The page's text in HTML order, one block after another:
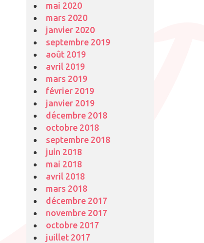
mai 2020
mars 2020
janvier 2020
septembre 2019
août 2019
avril 2019
mars 2019
février 2019
janvier 2019
décembre 2018
octobre 2018
septembre 2018
juin 2018
mai 2018
avril 2018
mars 2018
décembre 2017
novembre 2017
octobre 2017
juillet 2017